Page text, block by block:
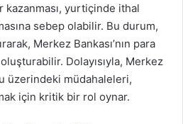
kazanması, yurtiçinde ithal
sebep olabilir. Bu durum,
Merkez Bankası’nın para
Dolayısıyla, Merkez
üzerindeki müdahaleleri,
için kritik bir rol oynar.